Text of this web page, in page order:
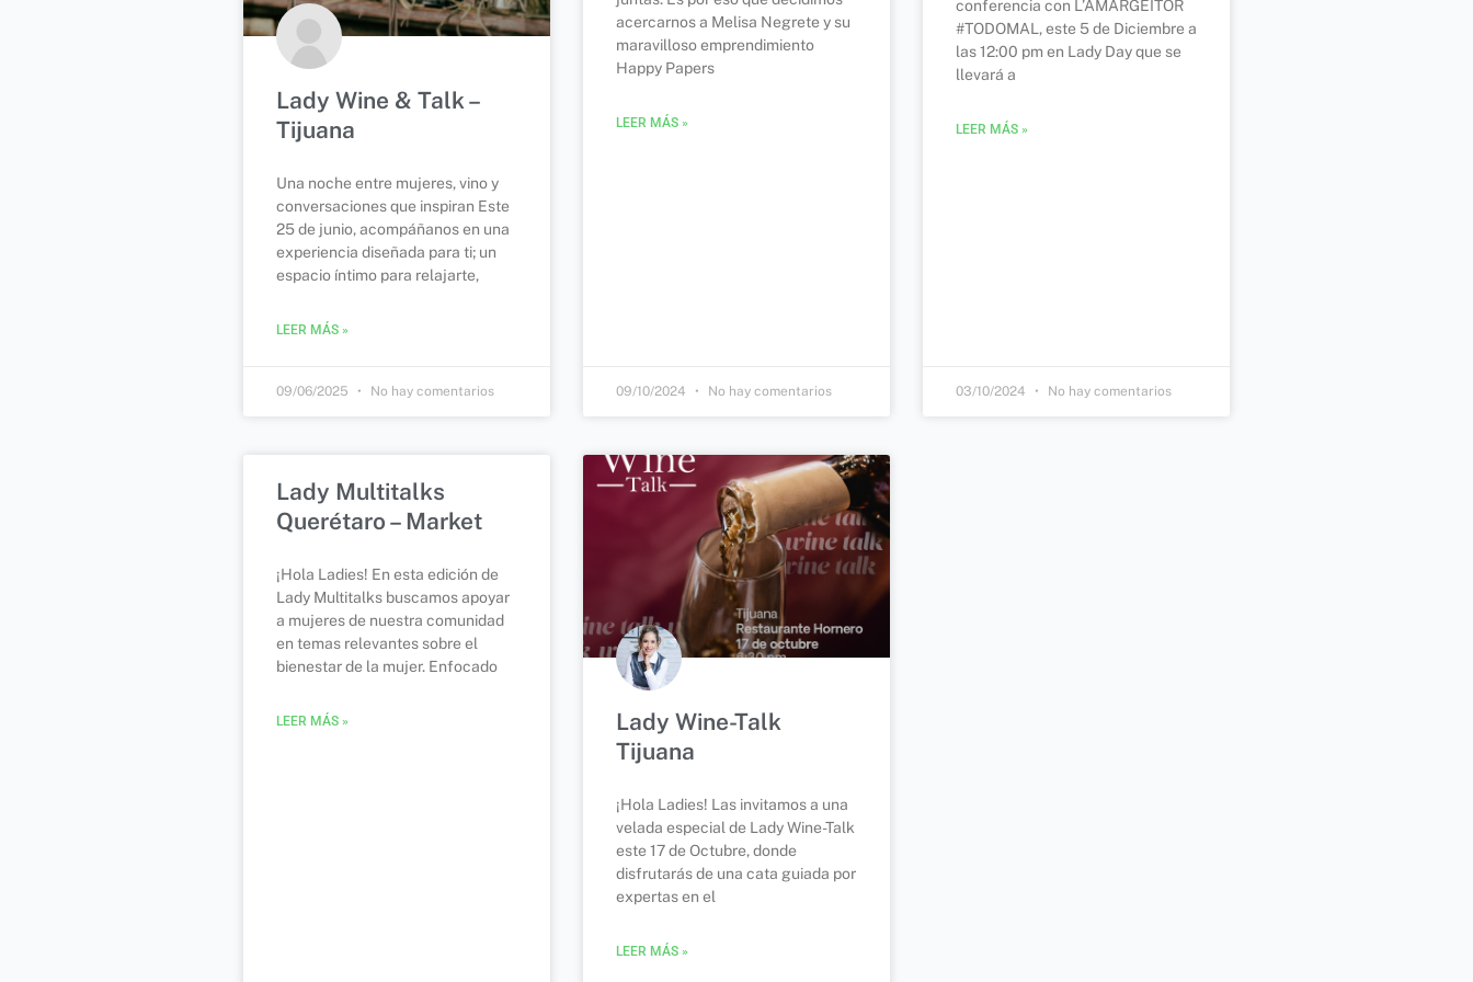
Lady Wine & Talk –
Tijuana
Una noche entre mujeres, vino y
conversaciones que inspiran Este
25 de junio, acompáñanos en una
experiencia diseñada para ti; un
espacio íntimo para relajarte,
LEER MÁS »
09/06/2025 No hay comentarios
acercarnos a Melisa Negrete y su
maravilloso emprendimiento
Happy Papers
LEER MÁS »
09/10/2024 No hay comentarios
conferencia con L’AMARGEITOR
#TODOMAL, este 5 de Diciembre a
las 12:00 pm en Lady Day que se
llevará a
LEER MÁS »
03/10/2024 No hay comentarios
Lady Multitalks
Querétaro – Market
¡Hola Ladies! En esta edición de
Lady Multitalks buscamos apoyar
a mujeres de nuestra comunidad
en temas relevantes sobre el
bienestar de la mujer. Enfocado
LEER MÁS »
Lady Wine-Talk
Tijuana
¡Hola Ladies! Las invitamos a una
velada especial de Lady Wine-Talk
este 17 de Octubre, donde
disfrutarás de una cata guiada por
expertas en el
LEER MÁS »